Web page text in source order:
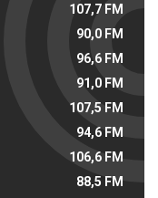
107,7 FM
90,0 FM
96,6 FM
91,0 FM
107,5 FM
94,6 FM
106,6 FM
88,5 FM